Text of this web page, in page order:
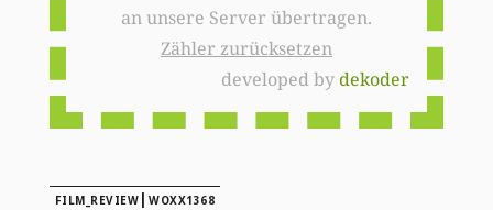
an unsere Server übertragen.
Zähler zurücksetzen
developed bydekoder
FILM_REVIEW |WOXX1368